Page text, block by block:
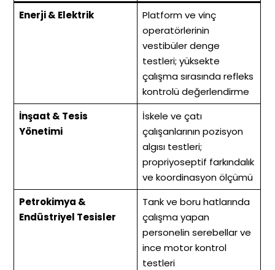
Enerji & Elektrik
Platform ve vinç
operatörlerinin
vestibüler denge
testleri; yüksekte
çalışma sırasında refleks
kontrolü değerlendirme
İnşaat & Tesis
Yönetimi
İskele ve çatı
çalışanlarının pozisyon
algısı testleri;
propriyoseptif farkındalık
ve koordinasyon ölçümü
Petrokimya &
Endüstriyel Tesisler
Tank ve boru hatlarında
çalışma yapan
personelin serebellar ve
ince motor kontrol
testleri